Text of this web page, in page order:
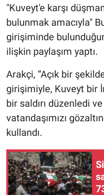
"Kuveyt'e karşı
bulunmak amacıyla"
girişiminde
ilişkin paylaşım yaptı.
Arakçi, “Açık bir
girişimiyle, Kuveyt bir
bir saldırı düzenledi
vatandaşımızı
kullandı.